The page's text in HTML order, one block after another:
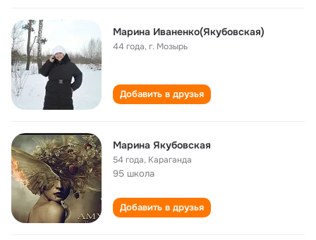
Марина Иваненко(Якубовская)
44 года,г. Мозырь
Добавить в друзья
Марина Якубовская
54 года, Караганда
95 школа
Добавить в друзья